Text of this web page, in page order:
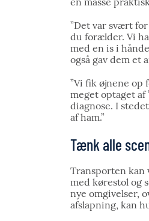
”Det var svært
du forælder. Vi
med en is i
også gav dem et
”Vi fik øjnene op
meget optaget af
diagnose. I
af ham.”
Tænk alle
Transporten kan
med kørestol og
nye omgivelser,
afslapning, kan